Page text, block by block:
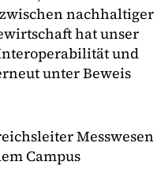
nachhaltiger
hat unser
und
unter Beweis
Messwesen
Campus